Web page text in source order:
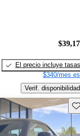
El precio incluye tasas
$340/mes
Verif. disponibilidad